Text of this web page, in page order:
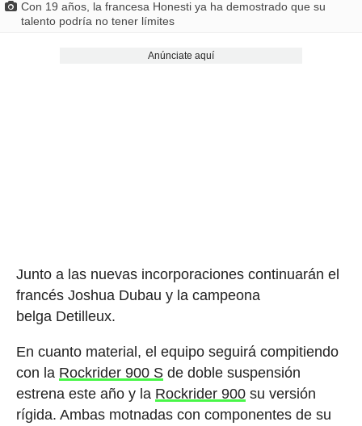
Con 19 años, la francesa Honesti ya ha demostrado que su
talento podría no tener límites
Anúnciate aquí
Junto a las nuevas incorporaciones continuarán el
francés Joshua Dubau y la campeona
belga Detilleux.
En cuanto material, el equipo seguirá compitiendo
con la Rockrider 900 Sde doble suspensión
estrena este año y la Rockrider 900su versión
rígida. Ambas motnadas con componentes de su